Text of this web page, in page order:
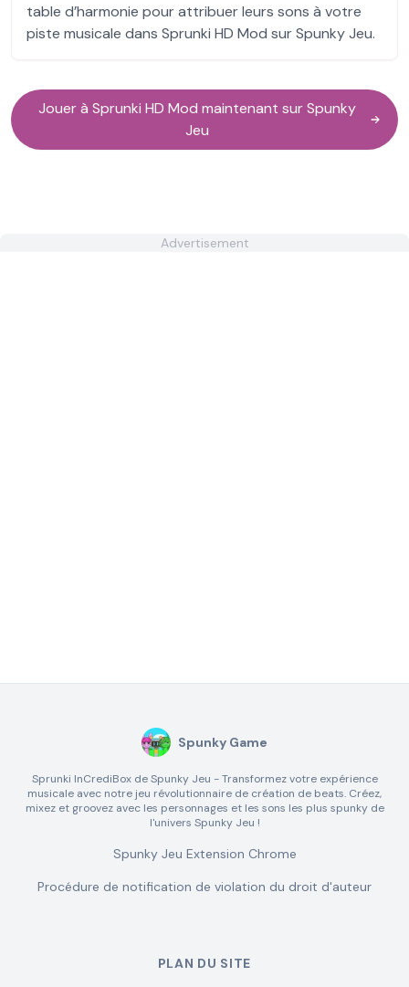
table d’harmonie pour attribuer leurs sons à votre
piste musicale dans Sprunki HD Mod sur Spunky Jeu.
Jouer à Sprunki HD Mod maintenant sur Spunky
Jeu
Advertisement
Spunky Game
Sprunki InCrediBox de Spunky Jeu - Transformez votre expérience
musicale avec notre jeu révolutionnaire de création de beats. Créez,
mixez et groovez avec les personnages et les sons les plus spunky de
l'univers Spunky Jeu !
Spunky Jeu Extension Chrome
Procédure de notification de violation du droit d'auteur
PLAN DU SITE